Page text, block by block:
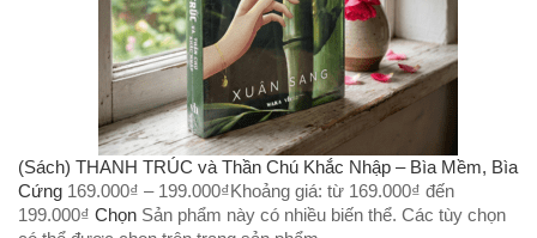
(Sách) THANH TRÚC và Thần Chú Khắc Nhập – Bìa Mềm, Bìa
Cứng 169.000₫ – 199.000₫Khoảng giá: từ 169.000₫ đến
199.000₫ Chọn Sản phẩm này có nhiều biến thể. Các tùy chọn